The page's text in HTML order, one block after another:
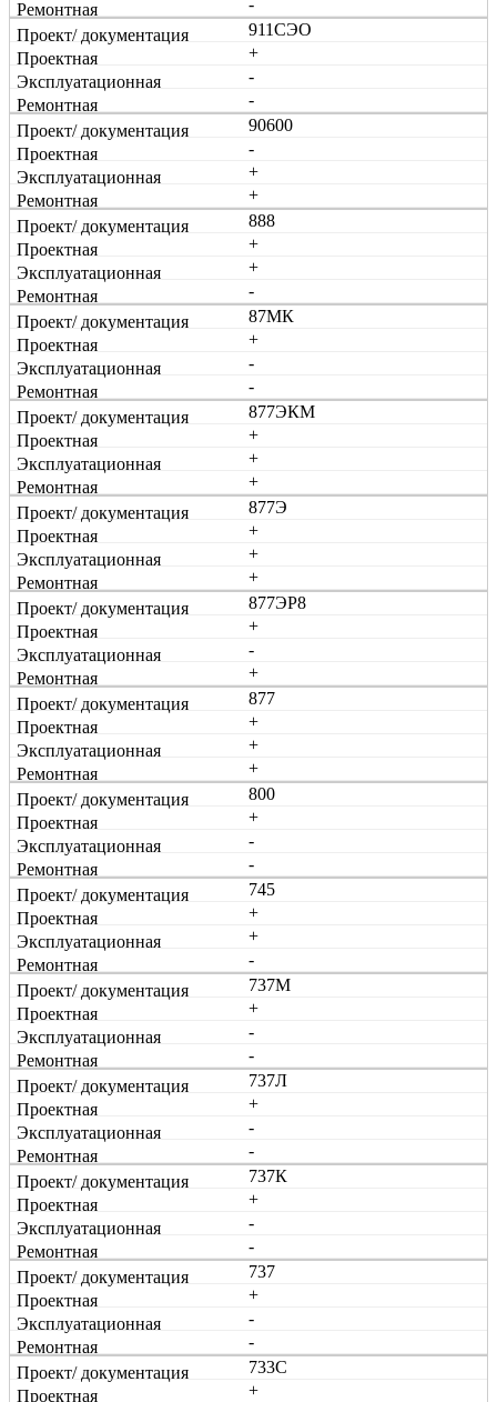
911СЭО
+
-
-
90600
-
+
+
888
+
+
-
87МК
+
-
-
877ЭКМ
+
+
+
877Э
+
+
+
877ЭР8
+
-
+
877
+
+
+
800
+
-
-
745
+
+
-
737М
+
-
-
737Л
+
-
-
737К
+
-
-
737
+
-
-
733С
+